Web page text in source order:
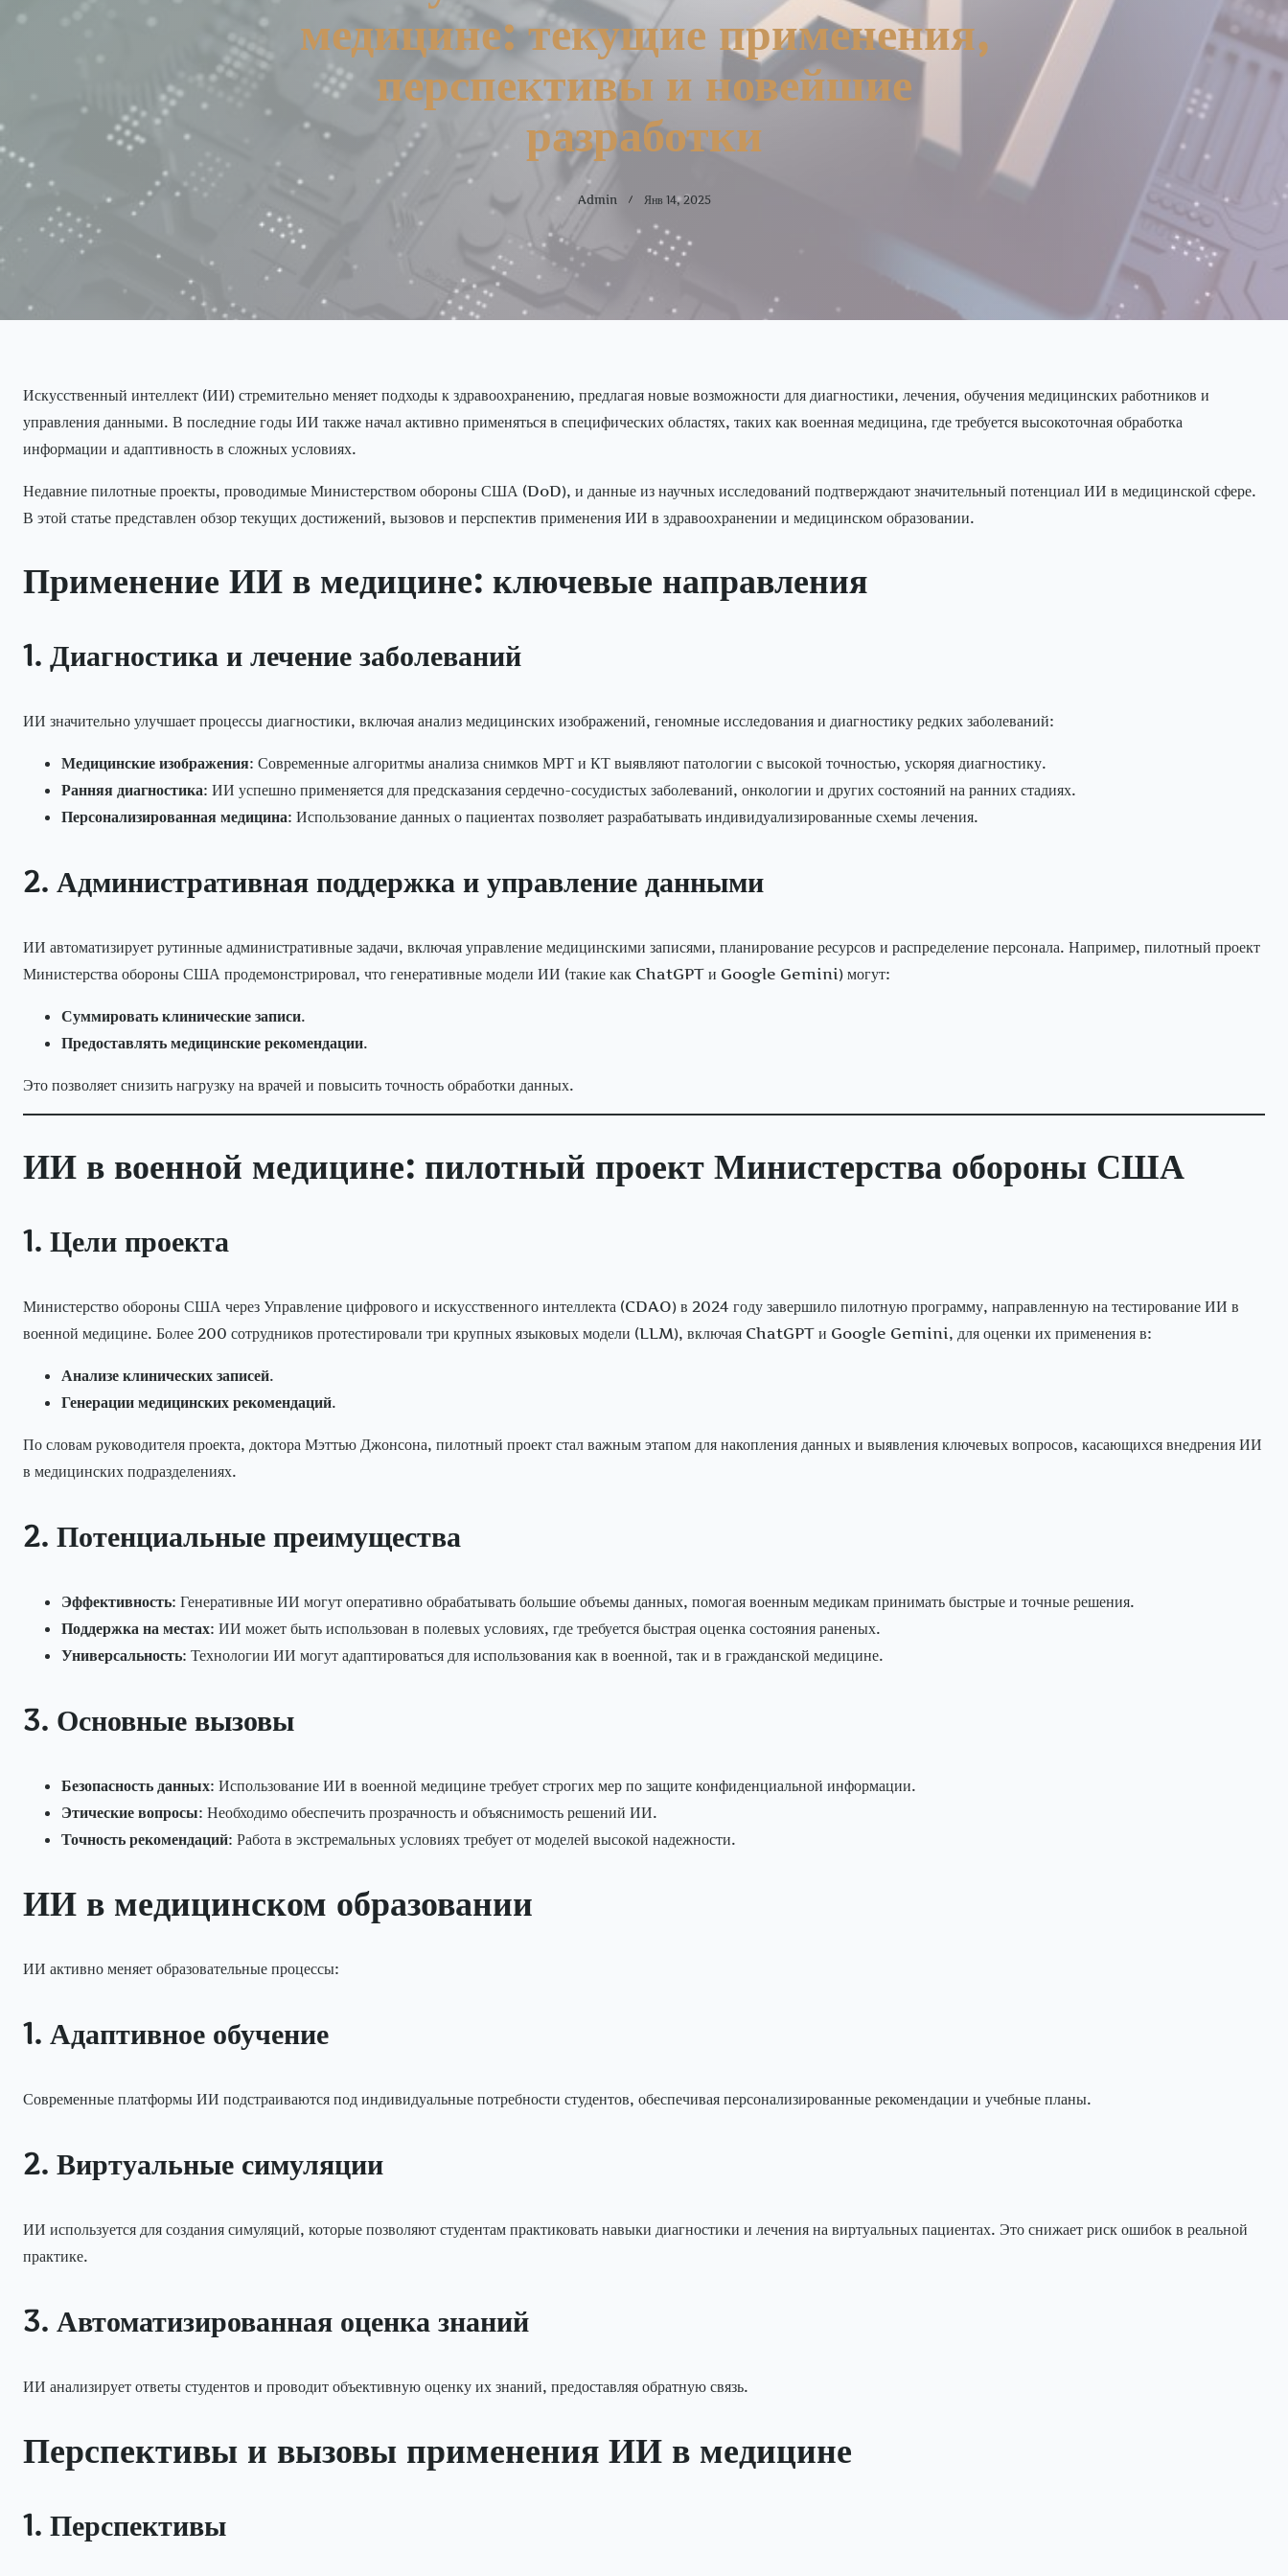
медицине: текущие применения,
перспективы и новейшие
разработки
Admin Янв 14, 2025
Искусственный интеллект (ИИ) стремительно меняет подходы к здравоохранению, предлагая новые возможности для диагностики, лечения, обучения медицинских работников и
управления данными. В последние годы ИИ также начал активно применяться в специфических областях, таких как военная медицина, где требуется высокоточная обработка
информации и адаптивность в сложных условиях.
Недавние пилотные проекты, проводимые Министерством обороны США (DoD), и данные из научных исследований подтверждают значительный потенциал ИИ в медицинской сфере.
В этой статье представлен обзор текущих достижений, вызовов и перспектив применения ИИ в здравоохранении и медицинском образовании.
Применение ИИ в медицине: ключевые направления
1. Диагностика и лечение заболеваний
ИИ значительно улучшает процессы диагностики, включая анализ медицинских изображений, геномные исследования и диагностику редких заболеваний:
Медицинские изображения: Современные алгоритмы анализа снимков МРТ и КТ выявляют патологии с высокой точностью, ускоряя диагностику.
Ранняя диагностика: ИИ успешно применяется для предсказания сердечно-сосудистых заболеваний, онкологии и других состояний на ранних стадиях.
Персонализированная медицина: Использование данных о пациентах позволяет разрабатывать индивидуализированные схемы лечения.
2. Административная поддержка и управление данными
ИИ автоматизирует рутинные административные задачи, включая управление медицинскими записями, планирование ресурсов и распределение персонала. Например, пилотный проект
Министерства обороны США продемонстрировал, что генеративные модели ИИ (такие как ChatGPT и Google Gemini) могут:
Суммировать клинические записи.
Предоставлять медицинские рекомендации.
Это позволяет снизить нагрузку на врачей и повысить точность обработки данных.
ИИ в военной медицине: пилотный проект Министерства обороны США
1. Цели проекта
Министерство обороны США через Управление цифрового и искусственного интеллекта (CDAO) в 2024 году завершило пилотную программу, направленную на тестирование ИИ в
военной медицине. Более 200 сотрудников протестировали три крупных языковых модели (LLM), включая ChatGPT и Google Gemini, для оценки их применения в:
Анализе клинических записей.
Генерации медицинских рекомендаций.
По словам руководителя проекта, доктора Мэттью Джонсона, пилотный проект стал важным этапом для накопления данных и выявления ключевых вопросов, касающихся внедрения ИИ
в медицинских подразделениях.
2. Потенциальные преимущества
Эффективность: Генеративные ИИ могут оперативно обрабатывать большие объемы данных, помогая военным медикам принимать быстрые и точные решения.
Поддержка на местах: ИИ может быть использован в полевых условиях, где требуется быстрая оценка состояния раненых.
Универсальность: Технологии ИИ могут адаптироваться для использования как в военной, так и в гражданской медицине.
3. Основные вызовы
Безопасность данных: Использование ИИ в военной медицине требует строгих мер по защите конфиденциальной информации.
Этические вопросы: Необходимо обеспечить прозрачность и объяснимость решений ИИ.
Точность рекомендаций: Работа в экстремальных условиях требует от моделей высокой надежности.
ИИ в медицинском образовании
ИИ активно меняет образовательные процессы:
1. Адаптивное обучение
Современные платформы ИИ подстраиваются под индивидуальные потребности студентов, обеспечивая персонализированные рекомендации и учебные планы.
2. Виртуальные симуляции
ИИ используется для создания симуляций, которые позволяют студентам практиковать навыки диагностики и лечения на виртуальных пациентах. Это снижает риск ошибок в реальной
практике.
3. Автоматизированная оценка знаний
ИИ анализирует ответы студентов и проводит объективную оценку их знаний, предоставляя обратную связь.
Перспективы и вызовы применения ИИ в медицине
1. Перспективы